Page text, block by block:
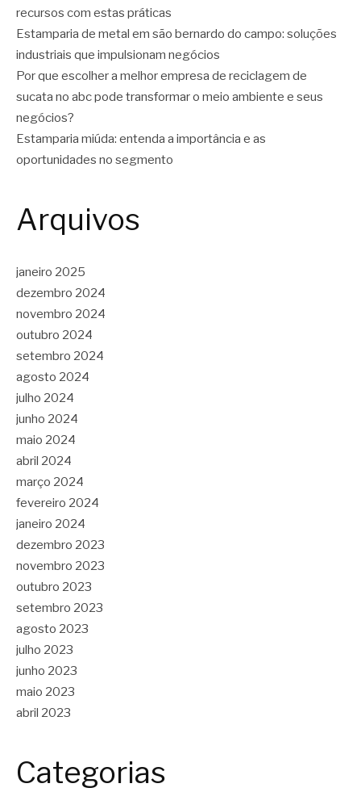
recursos com estas práticas
Estamparia de metal em são bernardo do campo: soluções
industriais que impulsionam negócios
Por que escolher a melhor empresa de reciclagem de
sucata no abc pode transformar o meio ambiente e seus
negócios?
Estamparia miúda: entenda a importância e as
oportunidades no segmento
Arquivos
janeiro 2025
dezembro 2024
novembro 2024
outubro 2024
setembro 2024
agosto 2024
julho 2024
junho 2024
maio 2024
abril 2024
março 2024
fevereiro 2024
janeiro 2024
dezembro 2023
novembro 2023
outubro 2023
setembro 2023
agosto 2023
julho 2023
junho 2023
maio 2023
abril 2023
Categorias